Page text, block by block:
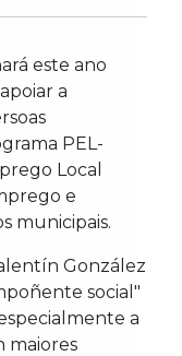
este ano
a
PEL-
Local
e
municipais.
González
social"
a
maiores